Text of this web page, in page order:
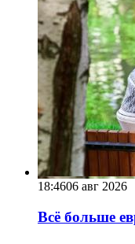
18:4606 авг 2026
Всё больше